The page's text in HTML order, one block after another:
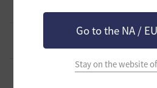
Go to the NA /
Stay on the website
0 64 swordEX 10
[自由掲示板]取引所の購入の仕
1 107 歩くマシュマ
[ギルド募集]新設ギルド 「